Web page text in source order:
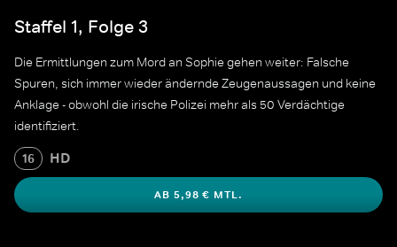
Staffel 1, Folge 3
Die Ermittlungen zum Mord an Sophie gehen weiter: Falsche
Spuren, sich immer wieder ändernde Zeugenaussagen und keine
Anklage - obwohl die irische Polizei mehr als 50 Verdächtige
identifiziert.
16 HD
AB 5,98 € MTL.